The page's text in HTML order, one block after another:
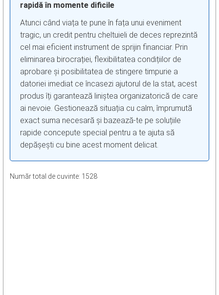
rapidă în momente dificile
Atunci când viața te pune în fața unui eveniment
tragic, un credit pentru cheltuieli de deces reprezintă
cel mai eficient instrument de sprijin financiar. Prin
eliminarea birocrației, flexibilitatea condițiilor de
aprobare și posibilitatea de stingere timpurie a
datoriei imediat ce încasezi ajutorul de la stat, acest
produs îți garantează liniștea organizatorică de care
ai nevoie. Gestionează situația cu calm, împrumută
exact suma necesară și bazează-te pe soluțiile
rapide concepute special pentru a te ajuta să
depășești cu bine acest moment delicat.
Număr total de cuvinte: 1528